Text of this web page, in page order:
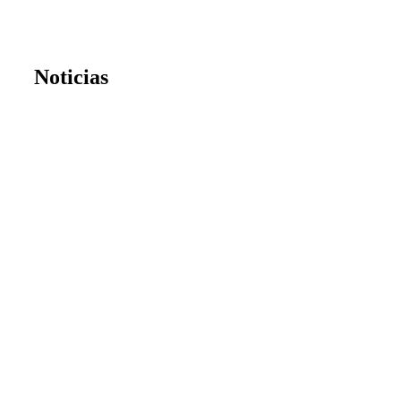
Noticias